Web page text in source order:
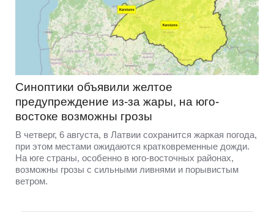
Синоптики объявили желтое
предупреждение из-за жары, на юго-
востоке возможны грозы
В четверг, 6 августа, в Латвии сохранится жаркая погода,
при этом местами ожидаются кратковременные дожди.
На юге страны, особенно в юго-восточных районах,
возможны грозы с сильными ливнями и порывистым
ветром.